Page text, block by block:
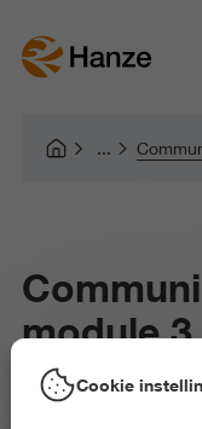
module 3
Cookie